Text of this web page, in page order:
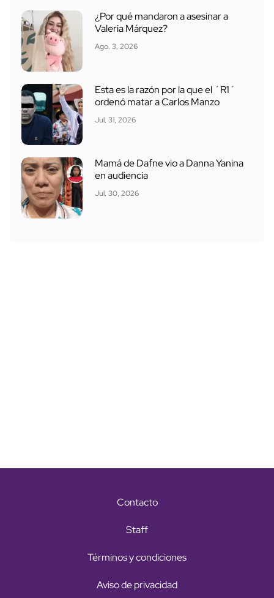
¿Por qué mandaron a asesinar a
Valeria Márquez?
Ago. 3, 2026
Esta es la razón por la que el ´R1´
ordenó matar a Carlos Manzo
Jul. 31, 2026
Mamá de Dafne vio a Danna Yanina
en audiencia
Jul. 30, 2026
Contacto
Staff
Términos y condiciones
Aviso de privacidad